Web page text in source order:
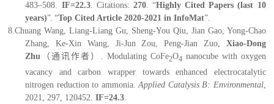
483–508. IF=22.3. Citations: 270. “Highly Cited Papers (last 10
years)”.“Top Cited Article 2020-2021 in InfoMat”.
8.Chuang Wang, Liang-Liang Gu, Sheng-You Qiu, Jian Gao, Yong-Chao
Zhang, Ke-Xin Wang, Ji-Jun Zou, Peng-Jian Zuo, Xiao-Dong
Zhu （通讯作者） . Modulating CoFe2O4 nanocube with oxygen
vacancy and carbon wrapper towards enhanced electrocatalytic
nitrogen reduction to ammonia.Applied Catalysis B: Environmental,
2021, 297, 120452.IF=24.3.